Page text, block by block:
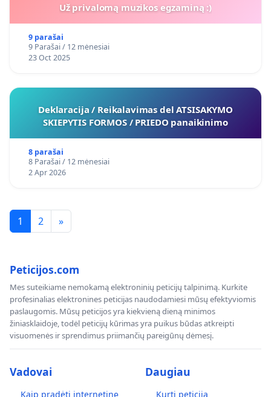
Už privalomą muzikos egzaminą :)
9 parašai
9 Parašai / 12 mėnesiai
23 Oct 2025
Deklaracija / Reikalavimas del ATSISAKYMO
SKIEPYTIS FORMOS / PRIEDO panaikinimo
8 parašai
8 Parašai / 12 mėnesiai
2 Apr 2026
1 2 »
Peticijos.com
Mes suteikiame nemokamą elektroninių peticijų talpinimą. Kurkite
profesinalias elektronines peticijas naudodamiesi mūsų efektyviomis
paslaugomis. Mūsų peticijos yra kiekvieną dieną minimos
žiniasklaidoje, todėl peticijų kūrimas yra puikus būdas atkreipti
visuomenės ir sprendimus priimančių pareigūnų dėmesį.
Vadovai
Kaip pradėti internetinę
Daugiau
Kurti peticiją